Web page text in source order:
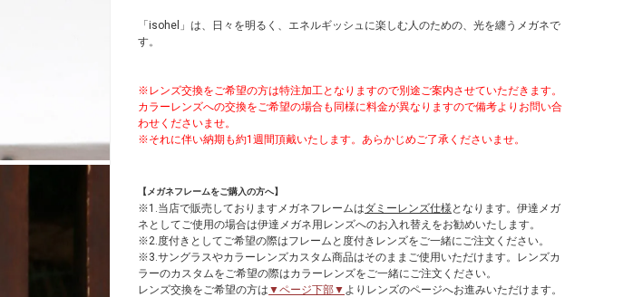
「isohel」は、日々を明るく、エネルギッシュに楽しむ人のための、光を纏うメガネで
す。
※レンズ交換をご希望の方は特注加工となりますので別途ご案内させていただきます。
カラーレンズへの交換をご希望の場合も同様に料金が異なりますので備考よりお問い合
わせくださいませ。
※それに伴い納期も約1週間頂戴いたします。あらかじめご了承くださいませ。
【メガネフレームをご購入の方へ】
※1.当店で販売しておりますメガネフレームはダミーレンズ仕様 となります。伊達メガ
ネとしてご使用の場合は伊達メガネ用レンズへのお入れ替えをお勧めいたします。
※2.度付きとしてご希望の際はフレームと度付きレンズをご一緒にご注文ください。
※3.サングラスやカラーレンズカスタム商品はそのままご使用いただけます。レンズカ
ラーのカスタムをご希望の際はカラーレンズをご一緒にご注文ください。
レンズ交換をご希望の方は ▼ページ下部▼ よりレンズのページへお進みいただけます。